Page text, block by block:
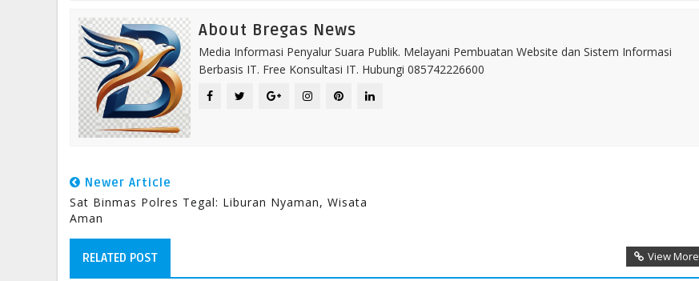
About Bregas News
Media Informasi Penyalur Suara Publik. Melayani Pembuatan Website dan Sistem Informasi
Berbasis IT. Free Konsultasi IT. Hubungi 085742226600
Newer Article
Sat Binmas Polres Tegal: Liburan Nyaman, Wisata
Aman
RELATED POST View More